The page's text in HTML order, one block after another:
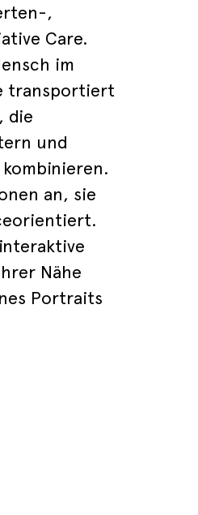
,
Care.
im
transportiert
die
und
an, sie
Nähe
Portraits